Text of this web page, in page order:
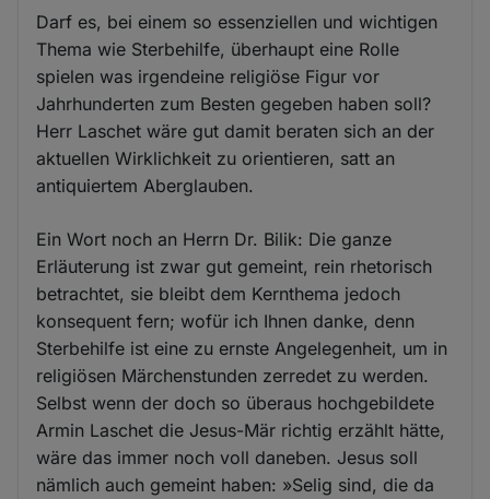
Darf es, bei einem so essenziellen und wichtigen
Thema wie Sterbehilfe, überhaupt eine Rolle
spielen was irgendeine religiöse Figur vor
Jahrhunderten zum Besten gegeben haben soll?
Herr Laschet wäre gut damit beraten sich an der
aktuellen Wirklichkeit zu orientieren, satt an
antiquiertem Aberglauben.
Ein Wort noch an Herrn Dr. Bilik: Die ganze
Erläuterung ist zwar gut gemeint, rein rhetorisch
betrachtet, sie bleibt dem Kernthema jedoch
konsequent fern; wofür ich Ihnen danke, denn
Sterbehilfe ist eine zu ernste Angelegenheit, um in
religiösen Märchenstunden zerredet zu werden.
Selbst wenn der doch so überaus hochgebildete
Armin Laschet die Jesus-Mär richtig erzählt hätte,
wäre das immer noch voll daneben. Jesus soll
nämlich auch gemeint haben: »Selig sind, die da